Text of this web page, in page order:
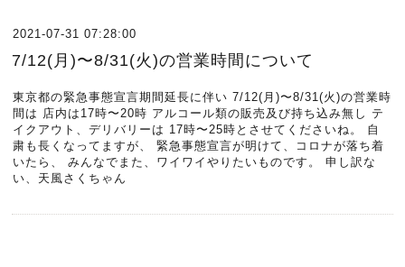
2021-07-31 07:28:00
7/12(月)〜8/31(火)の営業時間について
東京都の緊急事態宣言期間延長に伴い 7/12(月)〜8/31(火)の営業時
間は 店内は17時〜20時 アルコール類の販売及び持ち込み無し テ
イクアウト、デリバリーは 17時〜25時とさせてくださいね。 自
粛も長くなってますが、 緊急事態宣言が明けて、コロナが落ち着
いたら、 みんなでまた、ワイワイやりたいものです。 申し訳な
い、天風さくちゃん